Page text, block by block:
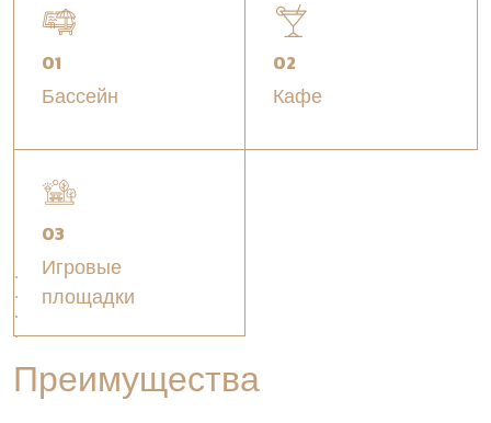
01
Бассейн
02
Кафе
03
Игровые
площадки
Преимущества